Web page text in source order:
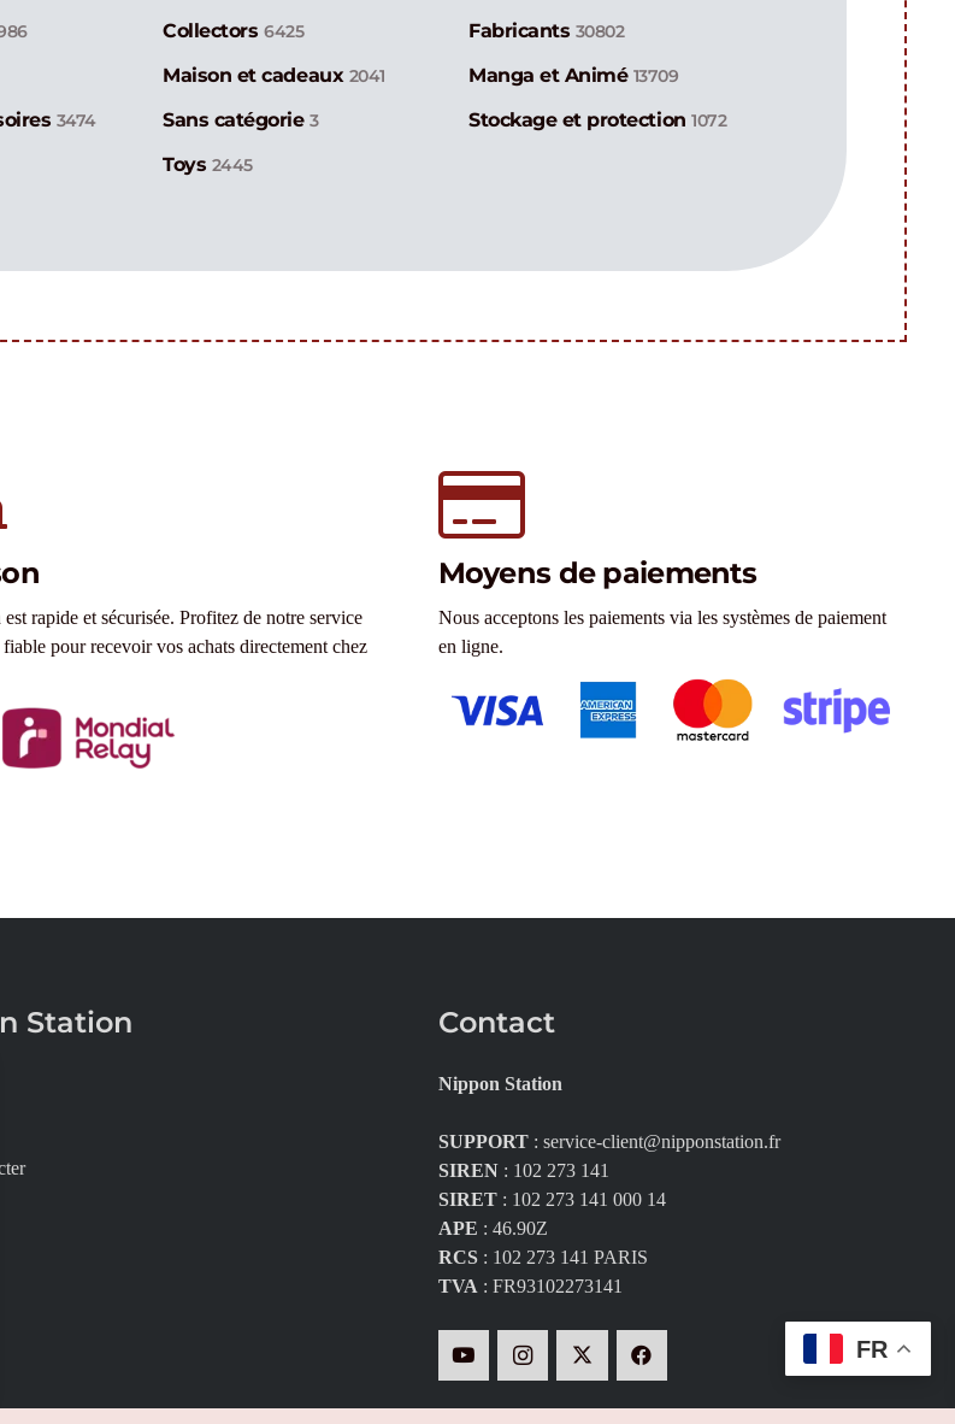
Collectors 6425 Fabricants 30802
Maison et cadeaux 2041 Manga et Animé 13709
3474 Sans catégorie3 Stockage et protection1072
Toys 2445
rapide et sécurisée. Profitez de notre service
pour recevoir vos achats directement chez
Moyens de paiements
Nous acceptons les paiements via les systèmes de paiement
en ligne.
Station Contact
Nippon Station
SUPPORT: service-client@nipponstation.fr
SIREN: 102 273 141
SIRET: 102 273 141 000 14
APE : 46.90Z
RCS: 102 273 141 PARIS
TVA: FR93102273141
FR